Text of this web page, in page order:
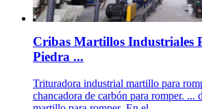
Cribas Martillos Industriales
Piedra ...
Trituradora industrial martillo para
chancadora de carbón para romper. ...